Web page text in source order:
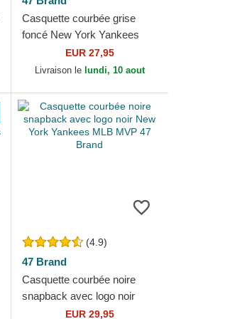
Casquette courbée grise
foncé New York Yankees
MLB Clean Up 47 Brand
EUR 27,95
Livraison le lundi, 10 aout
(4.9)
47 Brand
Casquette courbée noire
snapback avec logo noir
New York Yankees MLB
EUR 29,95